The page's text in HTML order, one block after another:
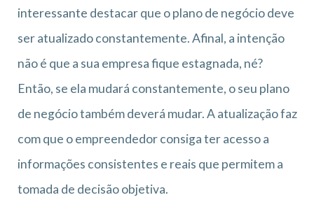
interessante destacar que o plano de negócio deve
ser atualizado constantemente. Afinal, a intenção
não é que a sua empresa fique estagnada, né?
Então, se ela mudará constantemente, o seu plano
de negócio também deverá mudar. A atualização faz
com que o empreendedor consiga ter acesso a
informações consistentes e reais que permitem a
tomada de decisão objetiva.